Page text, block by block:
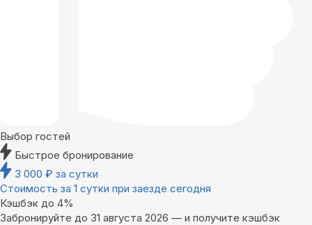
Выбор гостей
Быстрое бронирование
3 000 ₽ за сутки
Стоимость за 1 сутки при заезде сегодня
Кэшбэк до 4%
Забронируйте до 31 августа 2026 — и получите кэшбэк